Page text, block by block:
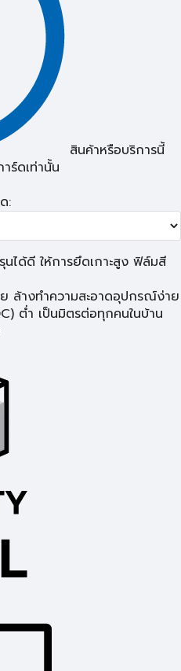
สินค้าหรือบริการนี้
ร์ดเท่านั้น
:
นได้ดี ให้การยึดเกาะสูง ฟิล์มสี
ล้างทำความสะอาดอุปกรณ์ง่าย
ต่ำ เป็นมิตรต่อทุกคนในบ้าน